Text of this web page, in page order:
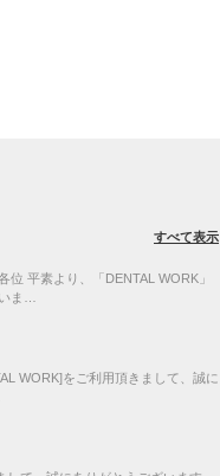
すべて表示
平素より、「DENTAL WORK」
ま…
WORK]をご利用頂きまして、誠に